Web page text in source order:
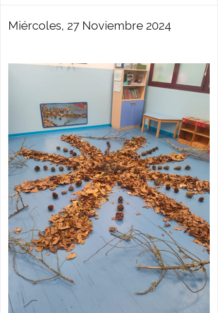
Miércoles, 27 Noviembre 2024